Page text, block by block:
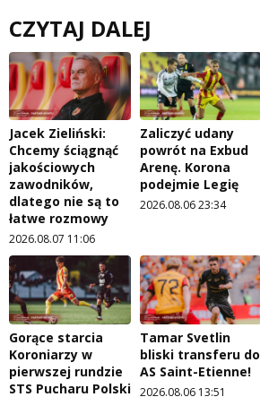
CZYTAJ DALEJ
Jacek Zieliński:
Chcemy ściągnąć
jakościowych
zawodników,
dlatego nie są to
łatwe rozmowy
2026.08.07 11:06
Zaliczyć udany
powrót na Exbud
Arenę. Korona
podejmie Legię
2026.08.06 23:34
Gorące starcia
Koroniarzy w
pierwszej rundzie
STS Pucharu Polski
Tamar Svetlin
bliski transferu do
AS Saint-Etienne!
2026.08.06 13:51